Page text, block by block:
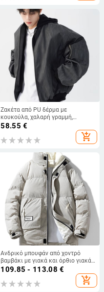
Ζακέτα από PU δέρμα με
κουκούλα, χαλαρή γραμμή,
φερμουάρ, επένδυση πολυεστέρα,
ρετρό αμερικάνικο στυλ baseball
εξωτερικό ρούχο για
58.55 €
add_shopping_cart
Ανδρικό μπουφάν από χοντρό
βαμβάκι με γιακά και όρθιο γιακά,
για φθινοπωρινές και χειμερινές
εμφανίσεις, σε μοντέρνο, χαλαρό,
ζεστό παλτό από χοντρό βαμβάκι,
109.85 - 113.08 €
add_shopping_cart